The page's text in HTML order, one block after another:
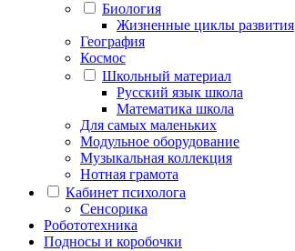
Биология
Жизненные циклы развития
География
Космос
Школьный материал
Русский язык школа
Математика школа
Для самых маленьких
Модульное оборудование
Музыкальная коллекция
Нотная грамота
Кабинет психолога
Сенсорика
Робототехника
Подносы и коробочки